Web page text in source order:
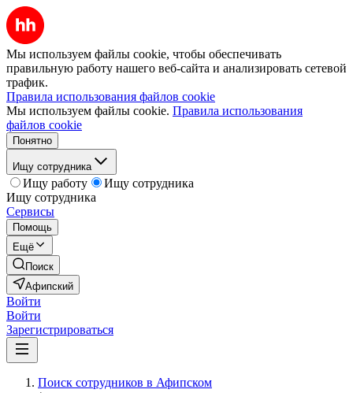
Мы используем файлы cookie, чтобы обеспечивать
правильную работу нашего веб-сайта и анализировать сетевой
трафик.
Правила использования файлов cookie
Мы используем файлы cookie. Правила использования
файлов cookie
Понятно
Ищу сотрудника
Ищу работу
Ищу сотрудника
Ищу сотрудника
Сервисы
Помощь
Ещё
Поиск
Афипский
Войти
Войти
Зарегистрироваться
Поиск сотрудников в Афипском